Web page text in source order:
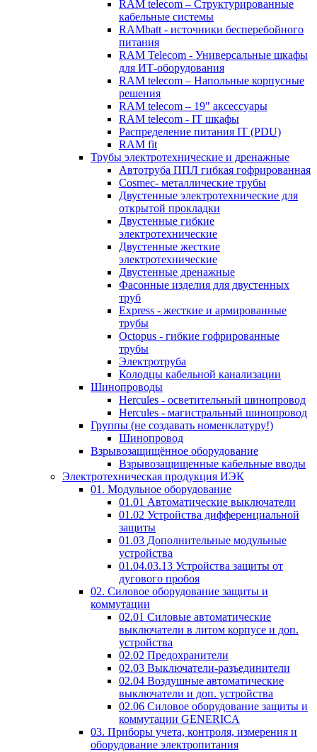
RAM telecom – Структурированные
кабельные системы
RAMbatt - источники бесперебойного
питания
RAM Telecom - Универсальные шкафы
для ИТ-оборудования
RAM telecom – Напольные корпусные
решения
RAM telecom – 19" аксессуары
RAM telecom - IT шкафы
Распределение питания IT (PDU)
RAM fit
Трубы электротехнические и дренажные
Автотруба ППЛ гибкая гофрированная
Cosmec- металлические трубы
Двустенные электротехнические для
открытой прокладки
Двустенные гибкие
электротехнические
Двустенные жесткие
электротехнические
Двустенные дренажные
Фасонные изделия для двустенных
труб
Express - жесткие и армированные
трубы
Octopus - гибкие гофрированные
трубы
Электротруба
Колодцы кабельной канализации
Шинопроводы
Hercules - осветительный шинопровод
Hercules - магистральный шинопровод
Группы (не создавать номенклатуру!)
Шинопровод
Взрывозащищённое оборудование
Взрывозащищенные кабельные вводы
Электротехническая продукция ИЭК
01. Модульное оборудование
01.01 Автоматические выключатели
01.02 Устройства дифференциальной
защиты
01.03 Дополнительные модульные
устройства
01.04.03.13 Устройства защиты от
дугового пробоя
02. Силовое оборудование защиты и
коммутации
02.01 Силовые автоматические
выключатели в литом корпусе и доп.
устройства
02.02 Предохранители
02.03 Выключатели-разъединители
02.04 Воздушные автоматические
выключатели и доп. устройства
02.06 Силовое оборудование защиты и
коммутации GENERICA
03. Приборы учета, контроля, измерения и
оборудование электропитания